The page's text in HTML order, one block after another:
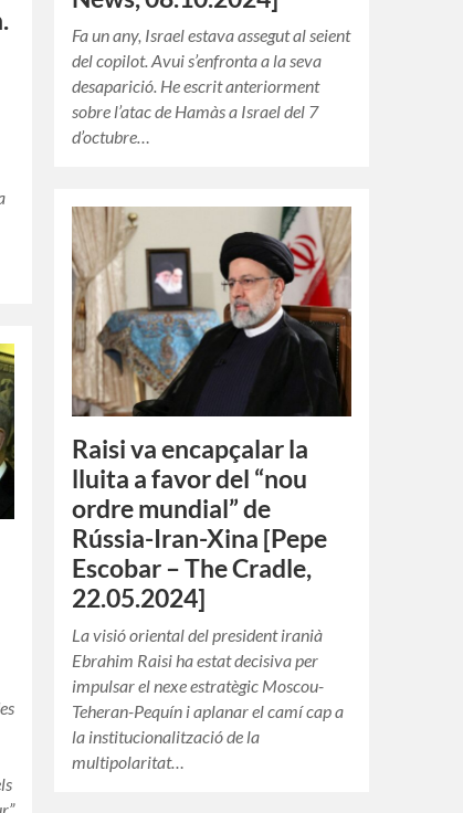
Fa un any, Israel estava assegut al seient
del copilot. Avui s’enfronta a la seva
desaparició. He escrit anteriorment
sobre l’atac de Hamàs a Israel del 7
d’octubre…
Raisi va encapçalar la
lluita a favor del “nou
ordre mundial” de
Rússia-Iran-Xina [Pepe
Escobar – The Cradle,
22.05.2024]
La visió oriental del president iranià
Ebrahim Raisi ha estat decisiva per
impulsar el nexe estratègic Moscou-
Teheran-Pequín i aplanar el camí cap a
la institucionalització de la
multipolaritat…